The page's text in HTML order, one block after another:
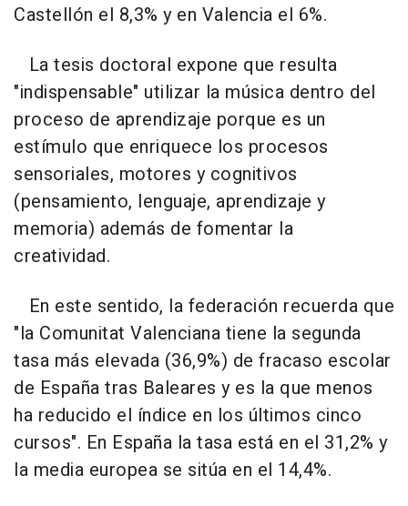
Castellón el 8,3% y en Valencia el 6%.
La tesis doctoral expone que resulta
"indispensable" utilizar la música dentro del
proceso de aprendizaje porque es un
estímulo que enriquece los procesos
sensoriales, motores y cognitivos
(pensamiento, lenguaje, aprendizaje y
memoria) además de fomentar la
creatividad.
En este sentido, la federación recuerda que
"la Comunitat Valenciana tiene la segunda
tasa más elevada (36,9%) de fracaso escolar
de España tras Baleares y es la que menos
ha reducido el índice en los últimos cinco
cursos". En España la tasa está en el 31,2% y
la media europea se sitúa en el 14,4%.